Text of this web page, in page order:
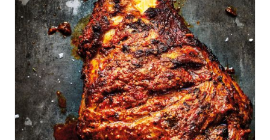
AANMELDEN
RECEPTEN
WEEKMENU'S
KOOKBOEKEN